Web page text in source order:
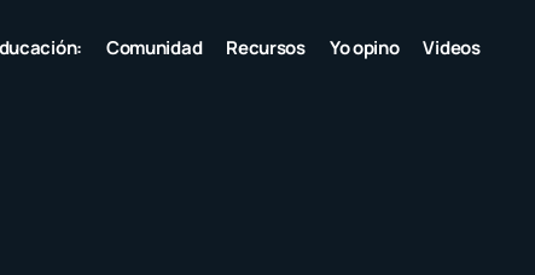
Comunidad Recursos Yo opino Videos